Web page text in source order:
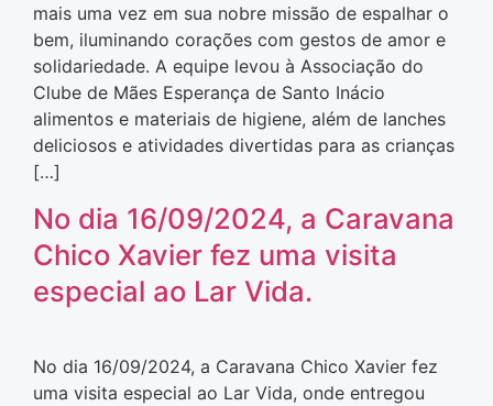
mais uma vez em sua nobre missão de espalhar o
bem, iluminando corações com gestos de amor e
solidariedade. A equipe levou à Associação do
Clube de Mães Esperança de Santo Inácio
alimentos e materiais de higiene, além de lanches
deliciosos e atividades divertidas para as crianças
[…]
No dia 16/09/2024, a Caravana
Chico Xavier fez uma visita
especial ao Lar Vida.
No dia 16/09/2024, a Caravana Chico Xavier fez
uma visita especial ao Lar Vida, onde entregou